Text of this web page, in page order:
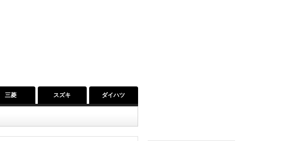
三菱 スズキ ダイハツ